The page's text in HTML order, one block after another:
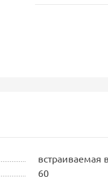
встраиваемая
60